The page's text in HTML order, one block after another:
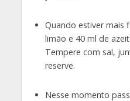
Quando estiver mais
limão e 40 ml de
Tempere com sal,
reserve.
Nesse momento